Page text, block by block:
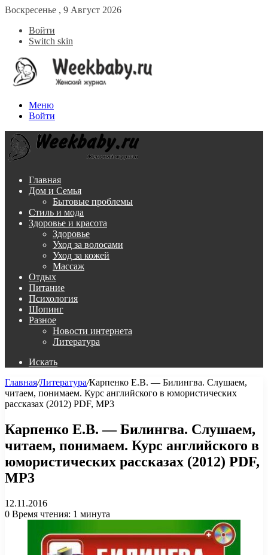
Воскресенье , 9 Август 2026
Войти
Switch skin
Меню
Войти
Главная
Дом и Семья
Бытовые проблемы
Стиль и мода
Здоровье и красота
Здоровье
Уход за волосами
Уход за кожей
Массаж
Отдых
Питание
Психология
Шопинг
Разное
Новости интернета
Литература
Искать
Главная/Литература/Карпенко Е.В. — Билингва. Слушаем,
читаем, понимаем. Курс английского в юмористических
рассказах (2012) PDF, MP3
Карпенко Е.В. — Билингва. Слушаем,
читаем, понимаем. Курс английского в
юмористических рассказах (2012) PDF,
MP3
12.11.2016
0 Время чтения: 1 минута